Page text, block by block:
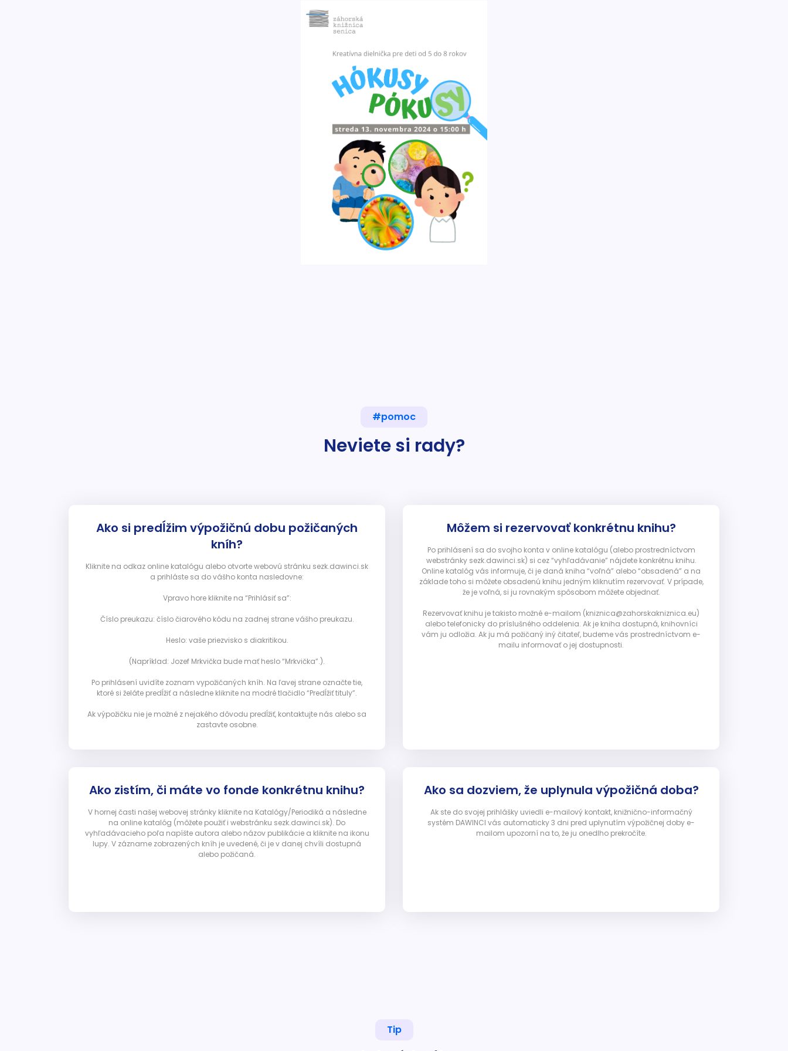
#pomoc
Neviete si rady?
Ako si predĺžim výpožičnú dobu požičaných
kníh?
Kliknite na odkaz online katalógu alebo otvorte webovú stránku sezk.dawinci.sk
a prihláste sa do vášho konta nasledovne:
Vpravo hore kliknite na “Prihlásiť sa”:
Číslo preukazu: číslo čiarového kódu na zadnej strane vášho preukazu.
Heslo: vaše priezvisko s diakritikou.
(Napríklad: Jozef Mrkvička bude mať heslo “Mrkvička”.).
Po prihlásení uvidíte zoznam vypožičaných kníh. Na ľavej strane označte tie,
ktoré si želáte predĺžiť a následne kliknite na modré tlačidlo “Predĺžiť tituly”.
Ak výpožičku nie je možné z nejakého dôvodu predĺžiť, kontaktujte nás alebo sa
zastavte osobne.
Môžem si rezervovať konkrétnu knihu?
Po prihlásení sa do svojho konta v online katalógu (alebo prostredníctvom
webstránky sezk.dawinci.sk) si cez “vyhľadávanie” nájdete konkrétnu knihu.
Online katalóg vás informuje, či je daná kniha “voľná” alebo “obsadená” a na
základe toho si môžete obsadenú knihu jedným kliknutím rezervovať. V prípade,
že je voľná, si ju rovnakým spôsobom môžete objednať.
Rezervovať knihu je takisto možné e-mailom (kniznica@zahorskakniznica.eu)
alebo telefonicky do príslušného oddelenia. Ak je kniha dostupná, knihovníci
vám ju odložia. Ak ju má požičaný iný čitateľ, budeme vás prostredníctvom e-
mailu informovať o jej dostupnosti.
Ako zistím, či máte vo fonde konkrétnu knihu?
V hornej časti našej webovej stránky kliknite na Katalógy/Periodiká a následne
na online katalóg (môžete použiť i webstránku sezk.dawinci.sk). Do
vyhľadávacieho poľa napíšte autora alebo názov publikácie a kliknite na ikonu
lupy. V zázname zobrazených kníh je uvedené, či je v danej chvíli dostupná
alebo požičaná.
Ako sa dozviem, že uplynula výpožičná doba?
Ak ste do svojej prihlášky uviedli e-mailový kontakt, knižnično-informačný
systém DAWINCI vás automaticky 3 dni pred uplynutím výpožičnej doby e-
mailom upozorní na to, že ju onedlho prekročíte.
Tip